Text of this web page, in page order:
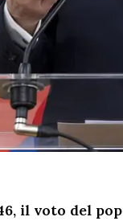
il voto del